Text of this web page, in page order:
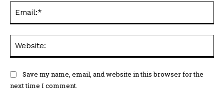
Save my name, email, and website in this browser for the
next time I comment.